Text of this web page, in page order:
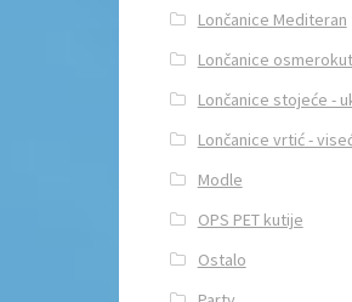
Lončanice Mediteran
Lončanice
Lončanice stojeće -
Lončanice vrtić -
Modle
OPS PET kutije
Ostalo